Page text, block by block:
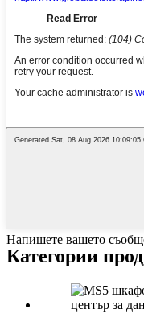
Напишете вашето
Категории